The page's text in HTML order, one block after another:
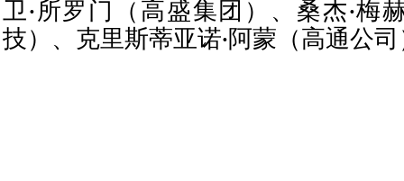
卫·所罗门（高盛集团）、桑杰·梅
技）、克里斯蒂亚诺·阿蒙（高通公